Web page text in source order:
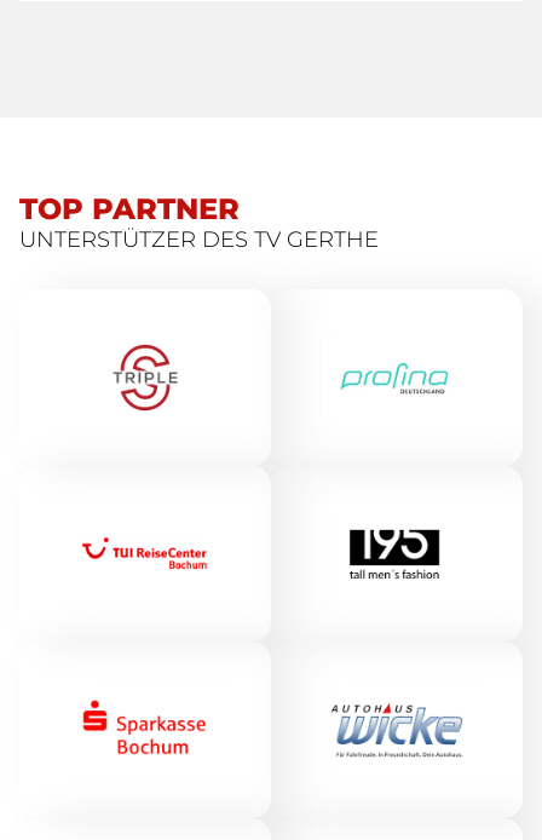
TOP PARTNER
UNTERSTÜTZER DES TV GERTHE